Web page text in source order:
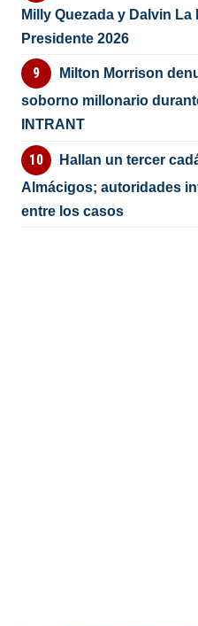
Milly Quezada y Dalvin La
Presidente 2026
Milton Morrison
soborno millonario
INTRANT
Hallan un tercer
Almácigos; autoridades
entre los casos